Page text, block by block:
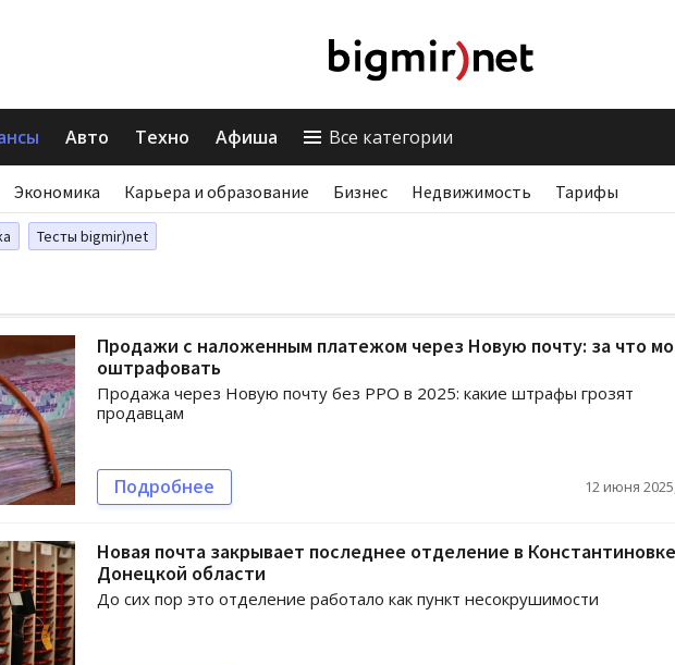
Авто Техно Афиша Все категории
Экономика Карьера и образование Бизнес Недвижимость Тарифы
Тесты bigmir)net
Продажи с наложенным платежом через Новую почту: за что
оштрафовать
Продажа через Новую почту без РРО в 2025: какие штрафы грозят
продавцам
Подробнее 12 июня
Новая почта закрывает последнее отделение в Константиновке
Донецкой области
До сих пор это отделение работало как пункт несокрушимости